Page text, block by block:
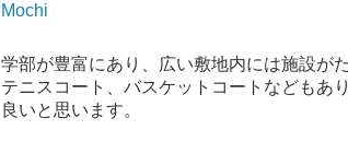
Mochi
学部が豊富にあり、広い敷地内には施設が
テニスコート、バスケットコートなどもあ
良いと思います。